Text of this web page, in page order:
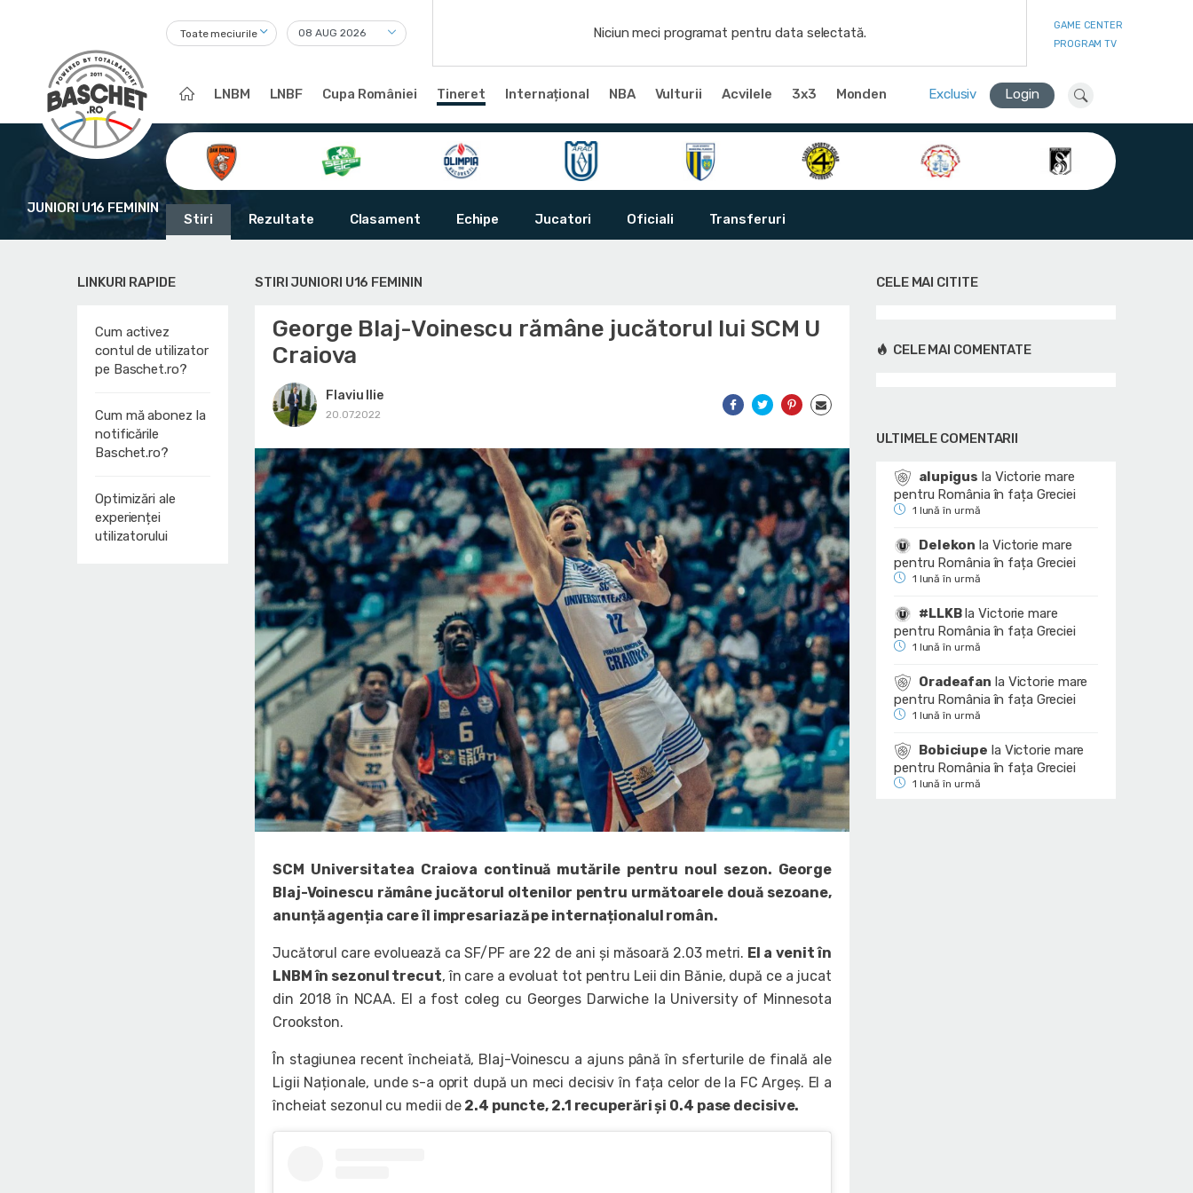
Toate meciurile Niciun meci programat pentru data selectată.
GAME CENTER
PROGRAM TV
LNBM LNBF Cupa României Tineret Internațional NBA Vulturii Acvilele 3x3 Monden Exclusiv Login
JUNIORI U16 FEMININ
Stiri Rezultate Clasament Echipe Jucatori Oficiali Transferuri
LINKURI RAPIDE
Cum activez
contul de utilizator
pe Baschet.ro?
Cum mă abonez la
notificările
Baschet.ro?
Optimizări ale
experienței
utilizatorului
STIRI JUNIORI U16 FEMININ
George Blaj-Voinescu rămâne jucătorul lui SCM U
Craiova
Flaviu Ilie
20.07.2022
SCM Universitatea Craiova continuă mutările pentru noul sezon. George
Blaj-Voinescu rămâne jucătorul oltenilor pentru următoarele două sezoane,
anunță agenția care îl impresariază pe internaționalul român.
Jucătorul care evoluează ca SF/PF are 22 de ani și măsoară 2.03 metri. El a venit în
LNBM în sezonul trecut, în care a evoluat tot pentru Leii din Bănie, după ce a jucat
din 2018 în NCAA. El a fost coleg cu Georges Darwiche la University of Minnesota
Crookston.
În stagiunea recent încheiată, Blaj-Voinescu a ajuns până în sferturile de finală ale
Ligii Naționale, unde s-a oprit după un meci decisiv în fața celor de la FC Argeș. El a
încheiat sezonul cu medii de 2.4 puncte, 2.1 recuperări și 0.4 pase decisive.
CELE MAI CITITE
CELE MAI COMENTATE
ULTIMELE COMENTARII
alupigus la Victorie mare
pentru România în fața Greciei
1 lună în urmă
Delekon la Victorie mare
pentru România în fața Greciei
1 lună în urmă
#LLKBlaVictorie mare
pentru România în fața Greciei
1 lună în urmă
Oradeafan la Victorie mare
pentru România în fața Greciei
1 lună în urmă
Bobiciupe la Victorie mare
pentru România în fața Greciei
1 lună în urmă